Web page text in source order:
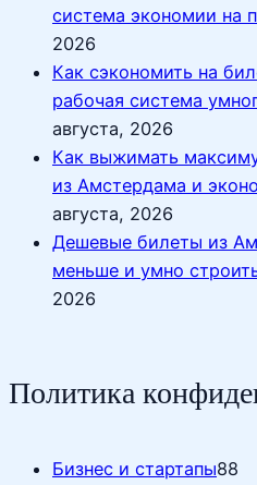
система экономии на
2026
Как сэкономить на
рабочая система
августа, 2026
Как выжимать
из Амстердама и
августа, 2026
Дешевые билеты из
меньше и умно
2026
Политика
Бизнес и стартапы88